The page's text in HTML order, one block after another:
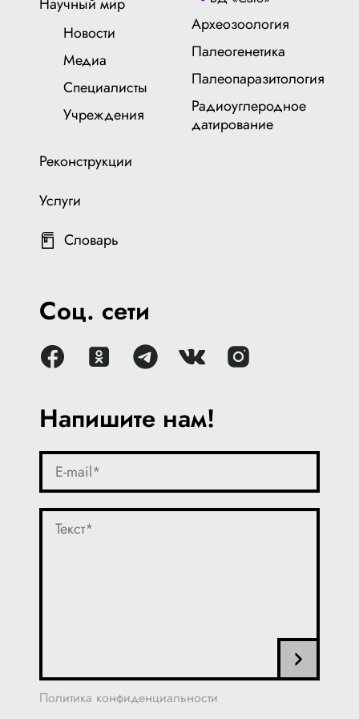
Напишите нам!
Политика конфиденциальности
Новости
Медиа
Специалисты
Учреждения
Реконструкции
Услуги
Словарь
Археозоология
Палеогенетика
Палеопаразитология
Радиоуглеродное
датирование
Соц. сети